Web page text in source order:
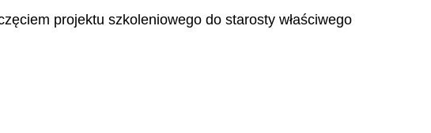
projektu szkoleniowego do starosty właściwego